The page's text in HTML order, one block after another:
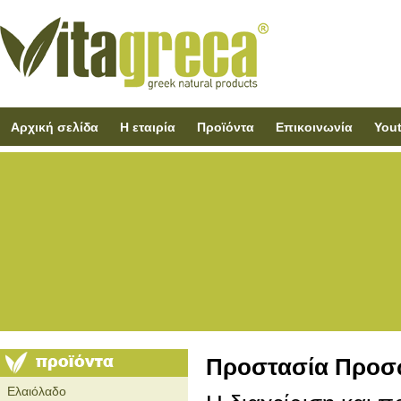
Αρχική σελίδα Η εταιρία Προϊόντα Επικοινωνία
Ελαιόλαδο
Προστασία